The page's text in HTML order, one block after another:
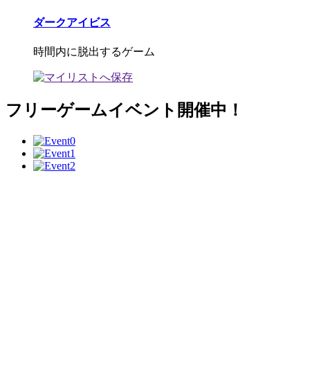
ダークアイビス
時間内に脱出するゲーム
フリーゲームイベント開催中！